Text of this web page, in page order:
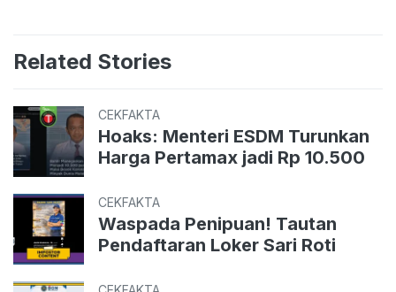
Related Stories
CEKFAKTA
Hoaks: Menteri ESDM Turunkan
Harga Pertamax jadi Rp 10.500
CEKFAKTA
Waspada Penipuan! Tautan
Pendaftaran Loker Sari Roti